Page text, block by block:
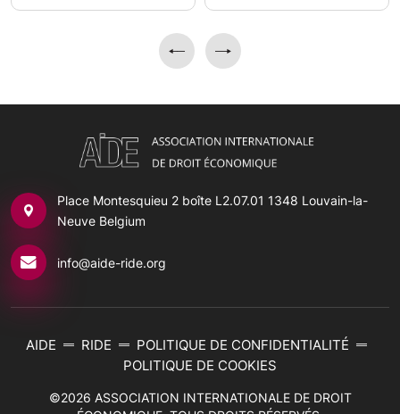
Place Montesquieu 2 boîte L2.07.01 1348 Louvain-la-
Neuve Belgium
info@aide-ride.org
AIDE RIDE
POLITIQUE DE CONFIDENTIALITÉ
POLITIQUE DE COOKIES
©2026 ASSOCIATION INTERNATIONALE DE DROIT